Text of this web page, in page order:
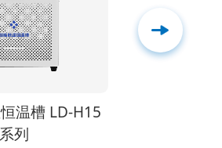
温槽 LD-H15
系列